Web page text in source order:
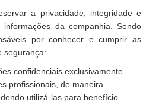
a privacidade, integridade e
informações da companhia. Sendo
por conhecer e cumprir as
segurança:
confidenciais exclusivamente
profissionais, de maneira
utilizá-las para benefício